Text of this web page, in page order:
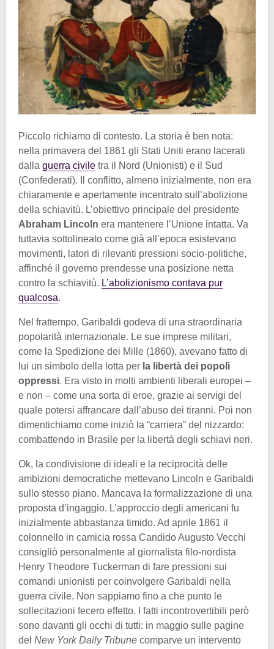
Piccolo richiamo di contesto. La storia è ben nota:
nella primavera del 1861 gli Stati Uniti erano lacerati
dalla guerra civile tra il Nord (Unionisti) e il Sud
(Confederati). Il conflitto, almeno inizialmente, non era
chiaramente e apertamente incentrato sull’abolizione
della schiavitù. L’obiettivo principale del presidente
Abraham Lincoln era mantenere l’Unione intatta. Va
tuttavia sottolineato come già all’epoca esistevano
movimenti, latori di rilevanti pressioni socio-politiche,
affinché il governo prendesse una posizione netta
contro la schiavitù. L’abolizionismo contava pur
qualcosa.
Nel frattempo, Garibaldi godeva di una straordinaria
popolarità internazionale. Le sue imprese militari,
come la Spedizione dei Mille (1860), avevano fatto di
lui un simbolo della lotta per la libertà dei popoli
oppressi. Era visto in molti ambienti liberali europei –
e non – come una sorta di eroe, grazie ai servigi del
quale potersi affrancare dall’abuso dei tiranni. Poi non
dimentichiamo come iniziò la “carriera” del nizzardo:
combattendo in Brasile per la libertà degli schiavi neri.
Ok, la condivisione di ideali e la reciprocità delle
ambizioni democratiche mettevano Lincoln e Garibaldi
sullo stesso piano. Mancava la formalizzazione di una
proposta d’ingaggio. L’approccio degli americani fu
inizialmente abbastanza timido. Ad aprile 1861 il
colonnello in camicia rossa Candido Augusto Vecchi
consigliò personalmente al giornalista filo-nordista
Henry Theodore Tuckerman di fare pressioni sui
comandi unionisti per coinvolgere Garibaldi nella
guerra civile. Non sappiamo fino a che punto le
sollecitazioni fecero effetto. I fatti incontrovertibili però
sono davanti gli occhi di tutti: in maggio sulle pagine
del New York Daily Tribune comparve un intervento